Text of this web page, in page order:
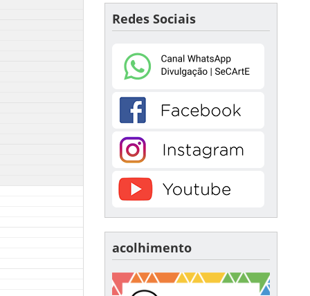
Redes Sociais
acolhimento